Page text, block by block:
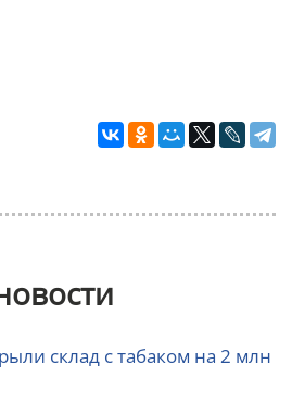
склад с табаком на 2 млн